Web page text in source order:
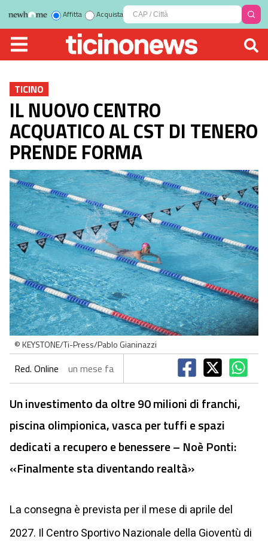
Affitta Acquista
TICINO
IL NUOVO CENTRO
ACQUATICO AL CST DI TENERO
PRENDE FORMA
© KEYSTONE/Ti-Press/Pablo Gianinazzi
Red. Online un mese fa
Un investimento da oltre 90 milioni di franchi,
piscina olimpionica, vasca per tuffi e spazi
dedicati a recupero e benessere – Noè Ponti:
«Finalmente sta diventando realtà»
La consegna è prevista per il mese di aprile del
2027. Il Centro Sportivo Nazionale della Gioventù di